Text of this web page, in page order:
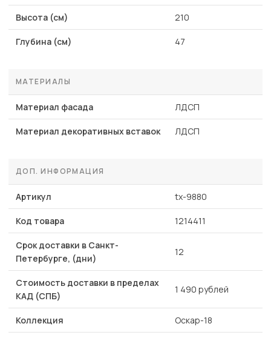
Высота (см) 210
Глубина (см) 47
МАТЕРИАЛЫ
Материал фасада ЛДСП
Материал декоративных вставок ЛДСП
ДОП. ИНФОРМАЦИЯ
Артикул tx-9880
Код товара 1214411
Срок доставки в Санкт-
Петербурге, (дни)
12
Стоимость доставки в пределах
КАД (СПБ)
1 490 рублей
Коллекция Оскар-18